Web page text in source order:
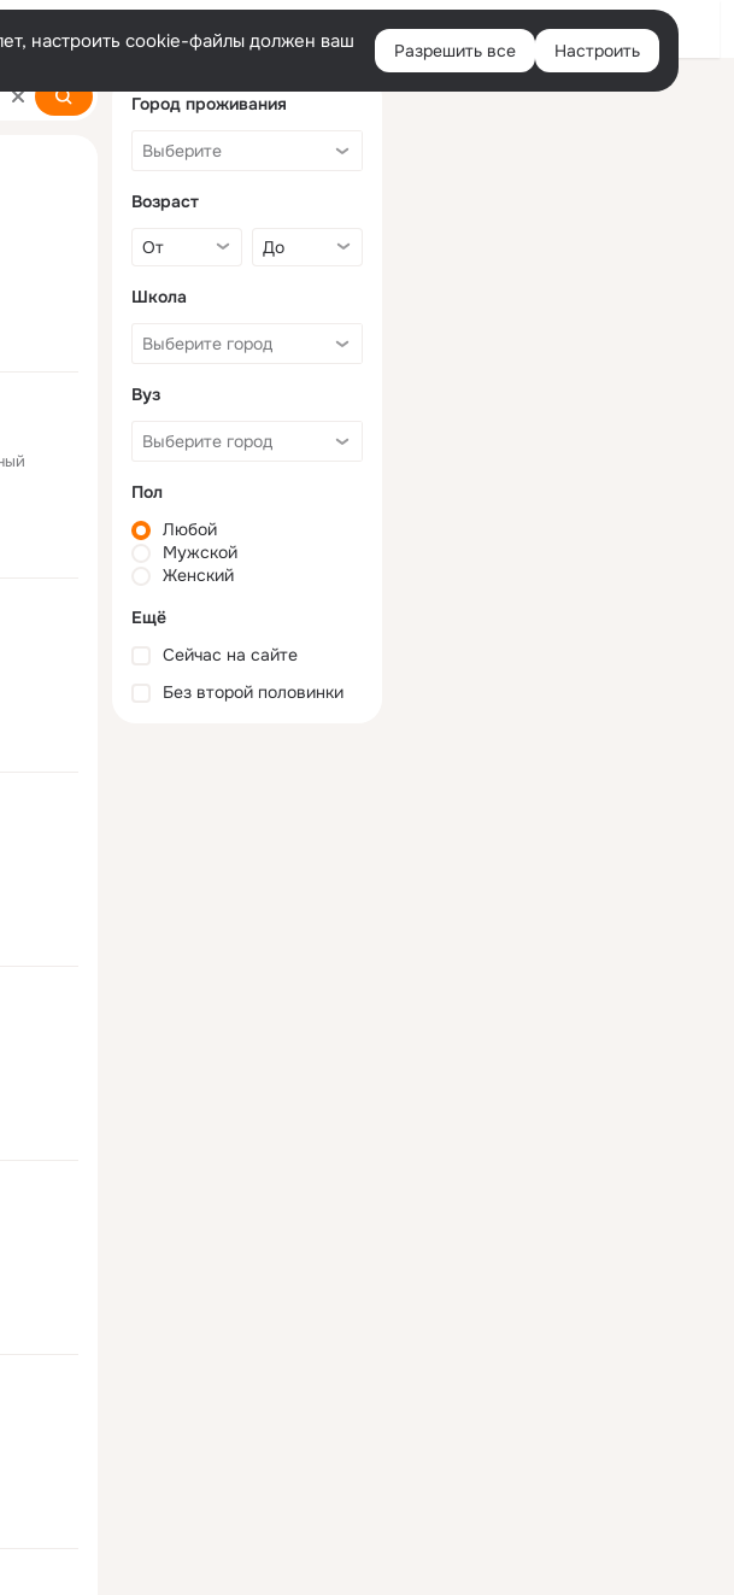
Войти
настроить cookie-файлы должен ваш
Разрешить все Настроить
Город проживания
Возраст
Школа
Вуз
Пол
Любой
Мужской
Женский
Ещё
Сейчас на сайте
Без второй половинки